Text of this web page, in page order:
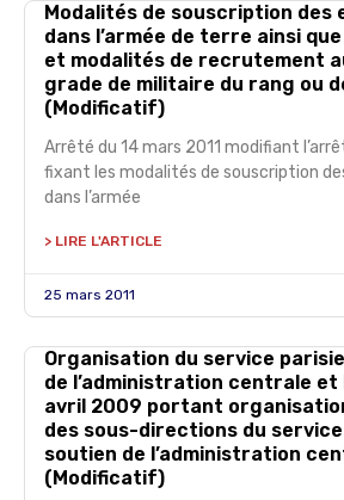
Modalités de souscription des
dans l’armée de terre ainsi
et modalités de recrutement
grade de militaire du rang ou
(Modificatif)
Arrêté du 14 mars 2011 modifiant
fixant les modalités de souscription
dans l’armée
> LIRE L'ARTICLE
25 mars 2011
Organisation du service
de l’administration centrale et
avril 2009 portant
des sous-directions du
soutien de l’administration
(Modificatif)